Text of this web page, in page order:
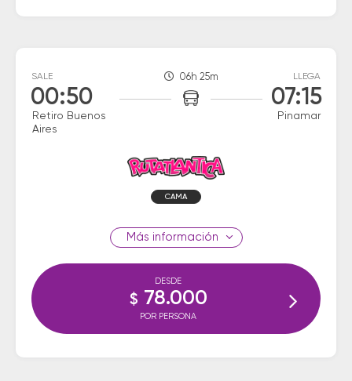
SALE
00:50
Retiro Buenos
Aires
06h 25m LLEGA
07:15
Pinamar
CAMA
información
DESDE
$ 78.000
POR PERSONA